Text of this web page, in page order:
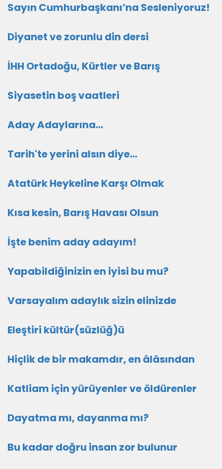
Sayın Cumhurbaşkanı’na Sesleniyoruz!
Diyanet ve zorunlu din dersi
İHH Ortadoğu, Kürtler ve Barış
Siyasetin boş vaatleri
Aday Adaylarına…
Tarih'te yerini alsın diye...
Atatürk Heykeline Karşı Olmak
Kısa kesin, Barış Havası Olsun
İşte benim aday adayım!
Yapabildiğinizin en iyisi bu mu?
Varsayalım adaylık sizin elinizde
Eleştiri kültür(süzlüğ)ü
Hiçlik de bir makamdır, en âlâsından
Katliam için yürüyenler ve öldürenler
Dayatma mı, dayanma mı?
Bu kadar doğru insan zor bulunur